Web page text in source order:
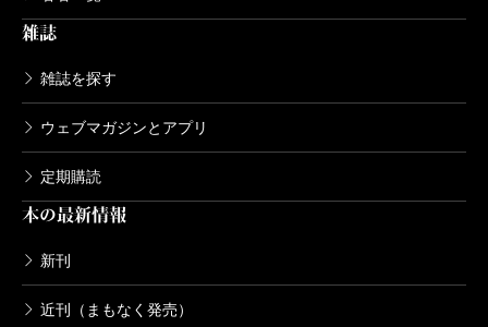
雑誌
雑誌を探す
ウェブマガジンとアプリ
定期購読
本の最新情報
新刊
近刊（まもなく発売）